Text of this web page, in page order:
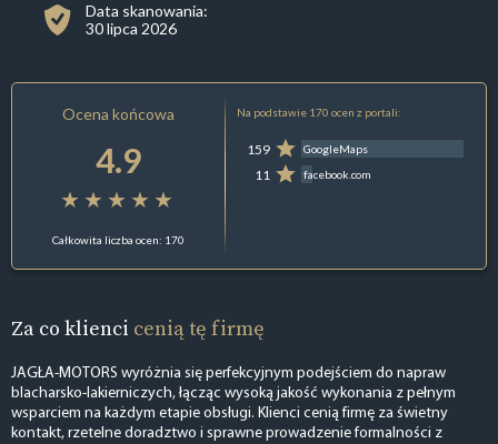
Data skanowania:
30 lipca 2026
Ocena końcowa
4.9
Całkowita liczba ocen: 170
Na podstawie 170 ocen z portali:
159 GoogleMaps
11 facebook.com
Za co klienci cenią tę firmę
JAGŁA-MOTORS wyróżnia się perfekcyjnym podejściem do napraw
blacharsko-lakierniczych, łącząc wysoką jakość wykonania z pełnym
wsparciem na każdym etapie obsługi. Klienci cenią firmę za świetny
kontakt, rzetelne doradztwo i sprawne prowadzenie formalności z